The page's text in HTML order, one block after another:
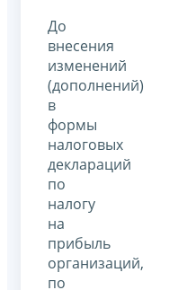
До
внесения
изменений
(дополнений)
в
формы
налоговых
деклараций
по
налогу
на
прибыль
организаций,
по